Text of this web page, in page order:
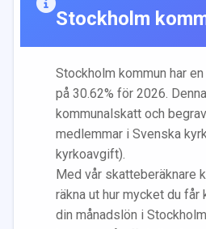
Stockholm
Stockholm kommun har
på 30.62% för 2026.
kommunalskatt och
medlemmar i Svenska
kyrkoavgift).
Med vår skatteberäknare
räkna ut hur mycket du
din månadslön i Stockholm